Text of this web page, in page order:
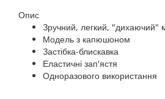
Опис
Зручний, легкий, "дихаючий"
Модель з капюшоном
Застібка-блискавка
Еластичні зап'ястя
Одноразового використання